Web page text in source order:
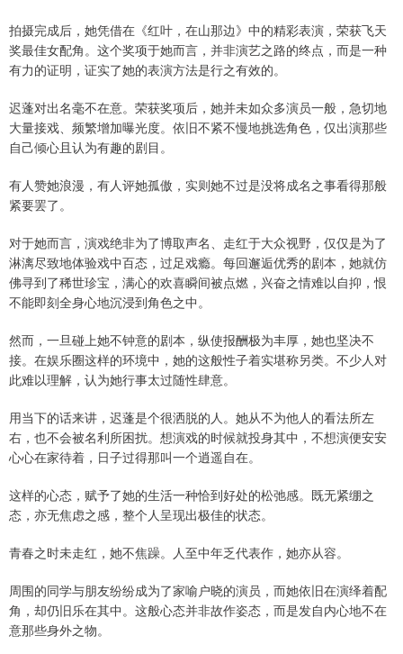
拍摄完成后，她凭借在《红叶，在山那边》中的精彩表演，荣获飞天
奖最佳女配角。这个奖项于她而言，并非演艺之路的终点，而是一种
有力的证明，证实了她的表演方法是行之有效的。
迟蓬对出名毫不在意。荣获奖项后，她并未如众多演员一般，急切地
大量接戏、频繁增加曝光度。依旧不紧不慢地挑选角色，仅出演那些
自己倾心且认为有趣的剧目。
有人赞她浪漫，有人评她孤傲，实则她不过是没将成名之事看得那般
紧要罢了。
对于她而言，演戏绝非为了博取声名、走红于大众视野，仅仅是为了
淋漓尽致地体验戏中百态，过足戏瘾。每回邂逅优秀的剧本，她就仿
佛寻到了稀世珍宝，满心的欢喜瞬间被点燃，兴奋之情难以自抑，恨
不能即刻全身心地沉浸到角色之中。
然而，一旦碰上她不钟意的剧本，纵使报酬极为丰厚，她也坚决不
接。在娱乐圈这样的环境中，她的这般性子着实堪称另类。不少人对
此难以理解，认为她行事太过随性肆意。
用当下的话来讲，迟蓬是个很洒脱的人。她从不为他人的看法所左
右，也不会被名利所困扰。想演戏的时候就投身其中，不想演便安安
心心在家待着，日子过得那叫一个逍遥自在。
这样的心态，赋予了她的生活一种恰到好处的松弛感。既无紧绷之
态，亦无焦虑之感，整个人呈现出极佳的状态。
青春之时未走红，她不焦躁。人至中年乏代表作，她亦从容。
周围的同学与朋友纷纷成为了家喻户晓的演员，而她依旧在演绎着配
角，却仍旧乐在其中。这般心态并非故作姿态，而是发自内心地不在
意那些身外之物。